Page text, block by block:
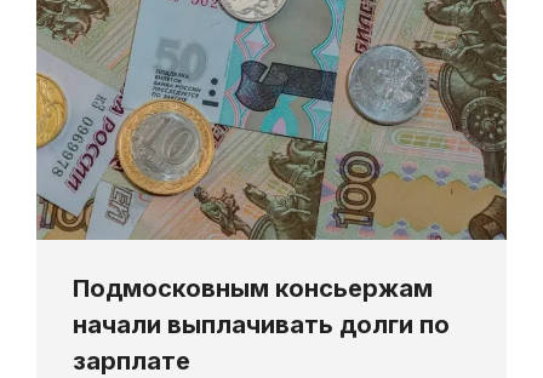
Подмосковным консьержам
начали выплачивать долги по
зарплате